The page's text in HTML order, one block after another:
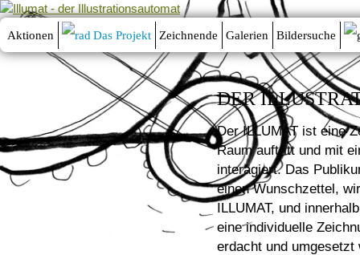
Aktionen Das Projekt Zeichnende Galerien Bildersuche
DER
Der ILLUMAT ist eine
Raum auftritt und mit
interagiert. Das
einen Wunschzettel,
ILLUMAT, und
eine individuelle
erdacht und